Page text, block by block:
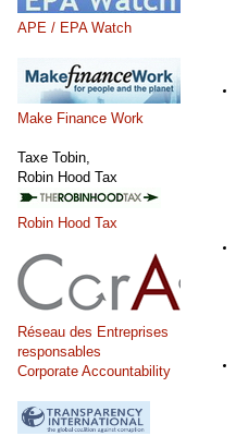
APE / EPA Watch
Make Finance Work
Taxe Tobin,
Robin Hood Tax
Robin Hood Tax
Réseau des Entreprises
responsables
Corporate Accountability